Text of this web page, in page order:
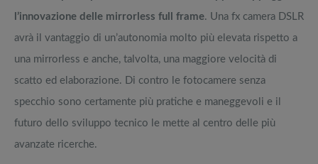
l’innovazione delle mirrorless full frame. Una fx camera DSLR
avrà il vantaggio di un’autonomia molto più elevata rispetto a
una mirrorless e anche, talvolta, una maggiore velocità di
scatto ed elaborazione. Di contro le fotocamere senza
specchio sono certamente più pratiche e maneggevoli e il
futuro dello sviluppo tecnico le mette al centro delle più
avanzate ricerche.